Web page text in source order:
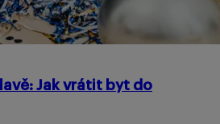
Jak vrátit byt do